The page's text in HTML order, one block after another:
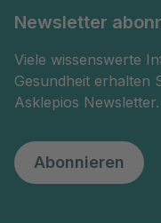
Newsletter
Viele wissenswerte
Gesundheit erhalten
Asklepios Newsletter.
Abonnieren